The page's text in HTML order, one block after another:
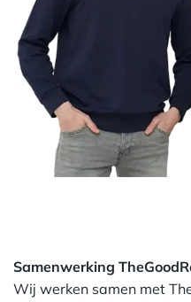
Samenwerking
Wij werken samen met